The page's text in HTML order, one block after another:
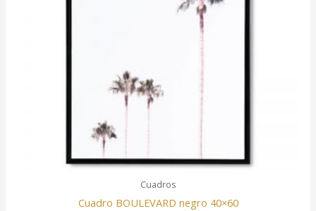
Cuadros
Cuadro BOULEVARD negro 40×60